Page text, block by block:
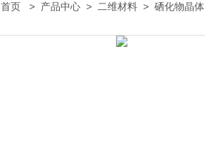
首页 > 产品中心 > 二维材料 > 硒化物晶体